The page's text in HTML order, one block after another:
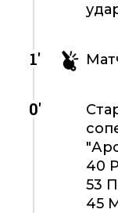
1'
0'
40
53
45